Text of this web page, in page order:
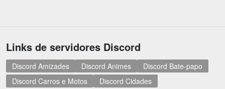
Links de servidores Discord
Discord Amizades Discord Animes
Discord Bate-papo
Discord Carros e Motos
Discord Cidades